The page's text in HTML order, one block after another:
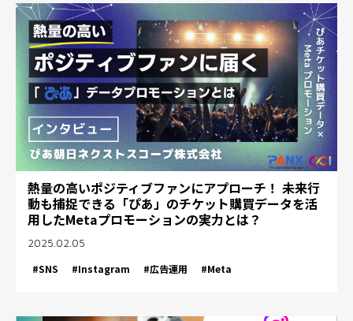
熱量の高いポジティブファンにアプローチ！ 未来行
動も捕捉できる「ぴあ」のチケット購買データを活
用したMetaプロモーションの実力とは？
2025.02.05
#SNS
#Instagram #広告運用 #Meta